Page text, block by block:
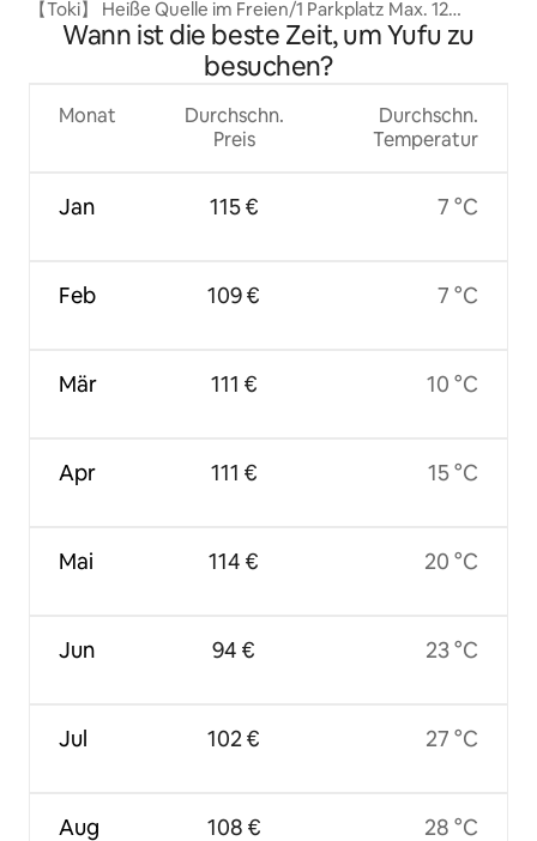
【Toki】 Heiße Quelle im Freien/1 Parkplatz Max. 12
Personen
Wann ist die beste Zeit, um Yufu zu
besuchen?
Monat
Jan
Feb
Mär
Apr
Mai
Jun
Jul
Aug
Durchschn.
Preis
115 €
109 €
111 €
111 €
114 €
94 €
102 €
108 €
Durchschn.
Temperatur
7 °C
7 °C
10 °C
15 °C
20 °C
23 °C
27 °C
28 °C